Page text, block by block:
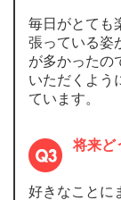
毎日がとても
張っている姿
が多かったの
いただくよう
ています。
将来ど
好きなことに